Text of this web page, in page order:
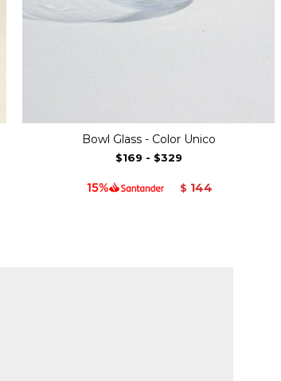
Bowl Glass - Color Unico
$169 - $329
$ 144